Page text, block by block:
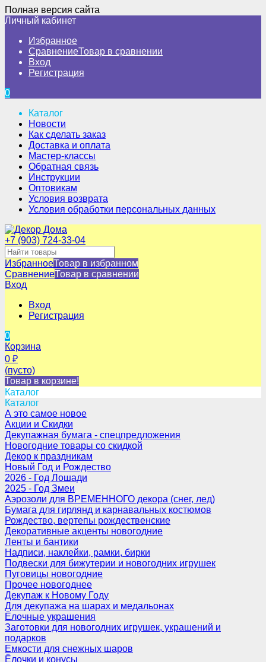
Полная версия сайта
Личный кабинет
Избранное
СравнениеТовар в сравнении
Вход
Регистрация
0
Каталог
Новости
Как сделать заказ
Доставка и оплата
Мастер-классы
Обратная связь
Инструкции
Оптовикам
Условия возврата
Условия обработки персональных данных
+7 (903) 724-33-04
ИзбранноеТовар в избранном
СравнениеТовар в сравнении
Вход
Вход
Регистрация
0
Корзина
0 ₽
(пусто)
Товар в корзине!
Каталог
Каталог
А это самое новое
Акции и Скидки
Декупажная бумага - спецпредложения
Новогодние товары со скидкой
Декор к праздникам
Новый Год и Рождество
2026 - Год Лошади
2025 - Год Змеи
Аэрозоли для ВРЕМЕННОГО декора (снег, лед)
Бумага для гирлянд и карнавальных костюмов
Рождество, вертепы рождественские
Декоративные акценты новогодние
Ленты и бантики
Надписи, наклейки, рамки, бирки
Подвески для бижутерии и новогодних игрушек
Пуговицы новогодние
Прочее новогоднее
Декупаж к Новому Году
Для декупажа на шарах и медальонах
Ёлочные украшения
Заготовки для новогодних игрушек, украшений и
подарков
Емкости для снежных шаров
Ёлочки и конусы